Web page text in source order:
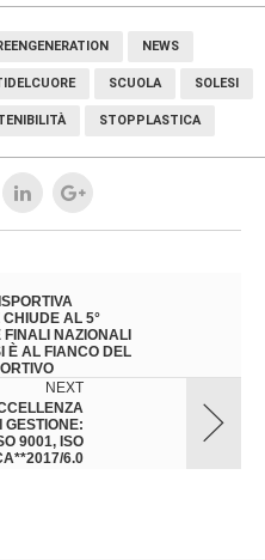
NEWS
SCUOLA SOLESI
STOPPLASTICA
AL 5°
FINALI NAZIONALI
È AL FIANCO DEL
NEXT
GESTIONE:
9001, ISO
6.0